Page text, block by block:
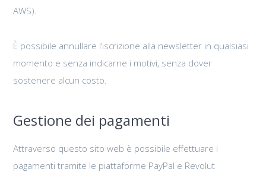
AWS).
È possibile annullare l’iscrizione alla newsletter in qualsiasi
momento e senza indicarne i motivi, senza dover
sostenere alcun costo.
Gestione dei pagamenti
Attraverso questo sito web è possibile effettuare i
pagamenti tramite le piattaforme PayPal e Revolut